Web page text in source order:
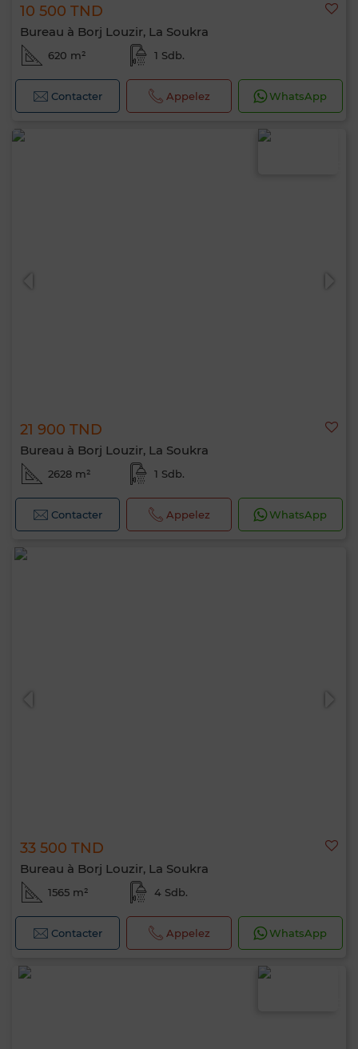
10 500 TND
Bureau à Borj Louzir, La Soukra
620 m² 1 Sdb.
Contacter Appelez WhatsApp
21 900 TND
Bureau à Borj Louzir, La Soukra
2628 m² 1 Sdb.
Contacter Appelez WhatsApp
33 500 TND
Bureau à Borj Louzir, La Soukra
1565 m² 4 Sdb.
Contacter Appelez WhatsApp